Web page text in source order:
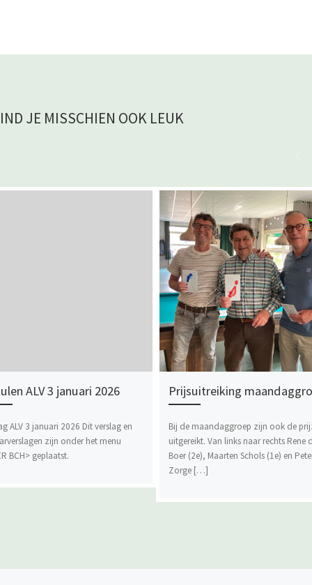
JE MISSCHIEN OOK LEUK
ALV 3 januari 2026
ALV 3 januari 2026 Dit verslag en
zijn onder het menu
BCH> geplaatst.
Prijsuitreiking
Bij de maandaggroep zijn ook de
uitgereikt. Van links naar rechts Rene
Boer (2e), Maarten Schols (1e) en
Zorge […]